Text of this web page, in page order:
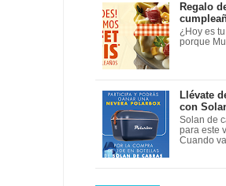
Regalo
¿Hoy es
porque
Llévate
con
Solan de
para este
Cuando